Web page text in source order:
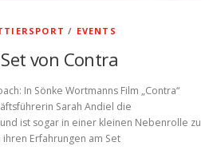
/ EVENTS
von Contra
In Sönke Wortmanns Film „Contra“
Sarah Andiel die
ist sogar in einer kleinen Nebenrolle zu
Erfahrungen am Set